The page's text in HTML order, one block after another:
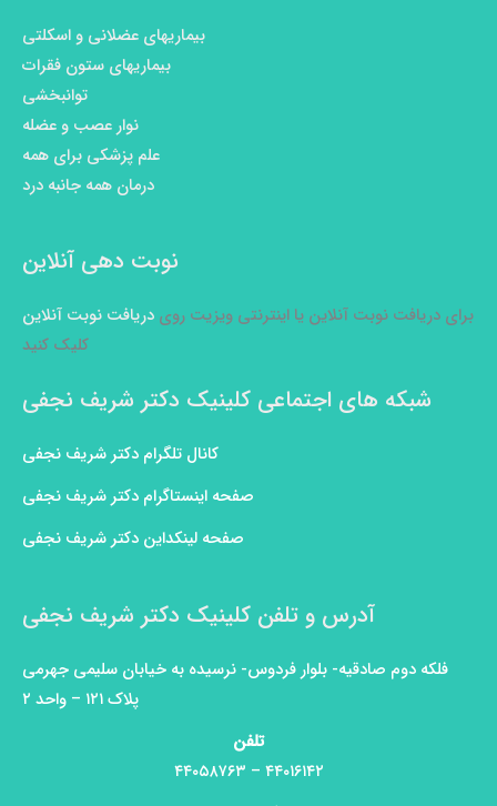
بیماریهای عضلانی و اسکلتی
بیماریهای ستون فقرات
توانبخشی
نوار عصب و عضله
علم پزشکی برای همه
درمان همه جانبه درد
نوبت دهی آنلاین
برای دریافت نوبت آنلاین یا اینترنتی ویزیت روی دریافت نوبت آنلاین
کلیک کنید
شبکه های اجتماعی کلینیک دکتر شریف نجفی
کانال تلگرام دکتر شریف نجفی
صفحه اینستاگرام دکتر شریف نجفی
صفحه لینکداین دکتر شریف نجفی
آدرس و تلفن کلینیک دکتر شریف نجفی
فلکه دوم صادقیه- بلوار فردوس- نرسیده به خیابان سلیمی جهرمی
پلاک ۱۲۱ – واحد ۲
تلفن
۴۴۰۱۶۱۴۲ – ۴۴۰۵۸۷۶۳